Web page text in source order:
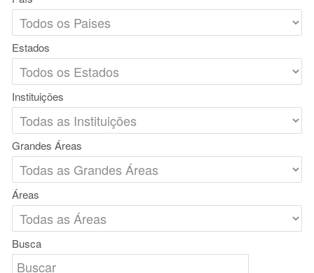
Estados
Instituições
Grandes Áreas
Áreas
Busca